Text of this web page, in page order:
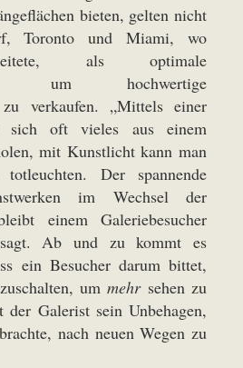
bieten, gelten nicht
Toronto und Miami, wo
als optimale
um hochwertige
zu verkaufen. „Mittels einer
sich oft vieles aus einem
mit Kunstlicht kann man
Der spannende
im Wechsel der
einem Galeriebesucher
Ab und zu kommt es
ein Besucher darum bittet,
ummehrsehen zu
der Galerist sein Unbehagen,
nach neuen Wegen zu